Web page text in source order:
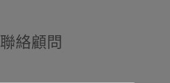
聯絡顧問